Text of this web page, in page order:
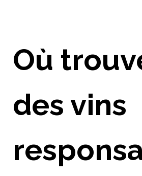
Où
des vins